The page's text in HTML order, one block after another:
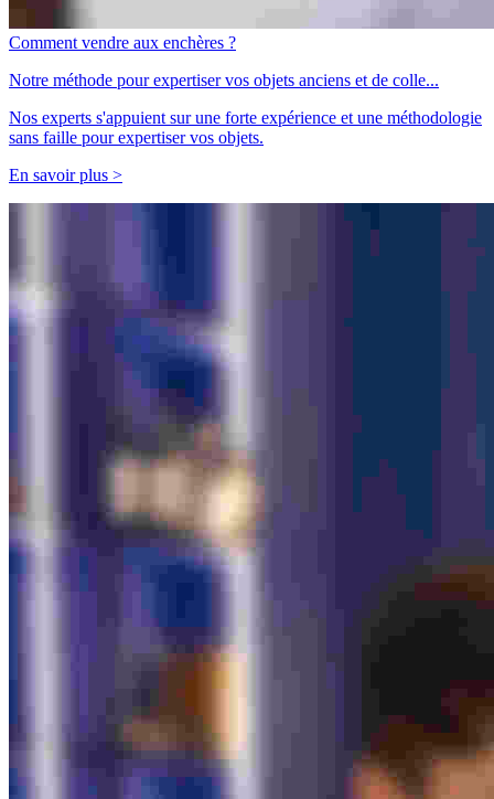
Comment vendre aux enchères ?
Notre méthode pour expertiser vos objets anciens et de colle...
Nos experts s'appuient sur une forte expérience et une méthodologie
sans faille pour expertiser vos objets.
En savoir plus >